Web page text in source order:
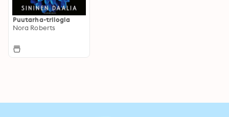
Puutarha-trilogia
Nora Roberts